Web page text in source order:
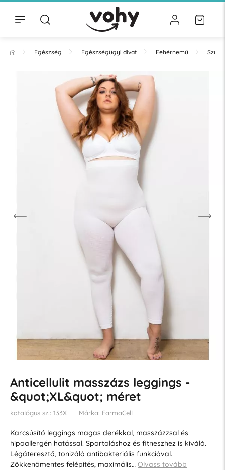
Egészség Egészségügyi divat Fehérnemű Szűk
Anticellulit masszázs leggings -
&quot;XL&quot; méret
katalógus sz.: 133X Márka: FarmaCell
Karcsúsító leggings magas derékkal, masszázzsal és
hipoallergén hatással. Sportoláshoz és fitneszhez is kiváló.
Légáteresztő, tonizáló antibakteriális funkcióval.
Zökkenőmentes felépítés, maximális… Olvass tovább